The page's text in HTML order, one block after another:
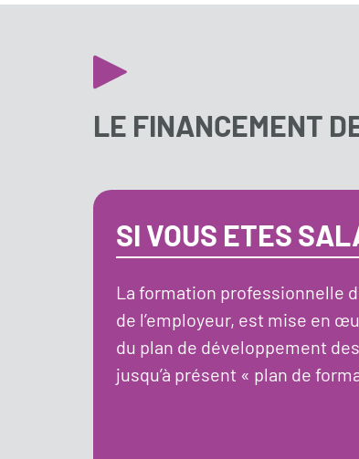
LE FINANCEMENT
SI VOUS ETES
La formation professionnelle
de l’employeur, est mise en
du plan de développement
jusqu’à présent « plan de